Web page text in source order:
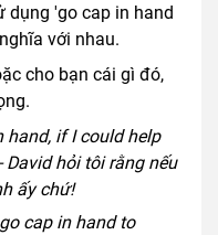
dụng 'go cap in hand
với nhau.
cho bạn cái gì đó,
hand, if I could help
hỏi tôi rằng nếu
ấy chứ!
cap in hand to